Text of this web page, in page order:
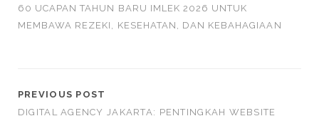
60 UCAPAN TAHUN BARU IMLEK 2026 UNTUK
MEMBAWA REZEKI, KESEHATAN, DAN KEBAHAGIAAN
PREVIOUS POST
DIGITAL AGENCY JAKARTA: PENTINGKAH WEBSITE